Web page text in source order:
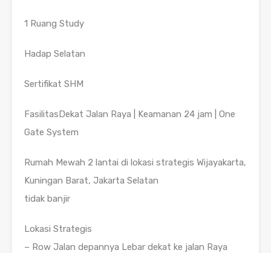
1 Ruang Study
Hadap Selatan
Sertifikat SHM
FasilitasDekat Jalan Raya | Keamanan 24 jam | One
Gate System
Rumah Mewah 2 lantai di lokasi strategis Wijayakarta,
Kuningan Barat, Jakarta Selatan
tidak banjir
Lokasi Strategis
– Row Jalan depannya Lebar dekat ke jalan Raya